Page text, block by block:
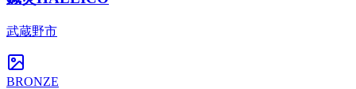
武蔵野市
BRONZE